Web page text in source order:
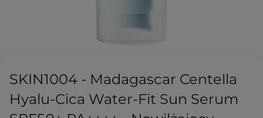
SKIN1004 - Madagascar Centella
Hyalu-Cica Water-Fit Sun Serum